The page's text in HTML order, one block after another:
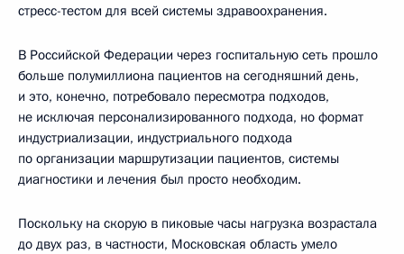
стресс-тестом для всей системы здравоохранения.
В Российской Федерации через госпитальную сеть прошло
больше полумиллиона пациентов на сегодняшний день,
и это, конечно, потребовало пересмотра подходов,
не исключая персонализированного подхода, но формат
индустриализации, индустриального подхода
по организации маршрутизации пациентов, системы
диагностики и лечения был просто необходим.
Поскольку на скорую в пиковые часы нагрузка возрастала
до двух раз, в частности, Московская область умело